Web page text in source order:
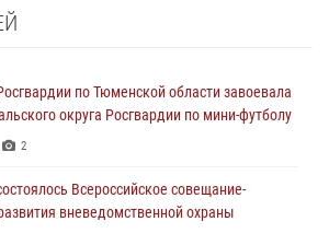
по Тюменской области завоевала
округа Росгвардии по мини-футболу
2
Всероссийское совещание-
вневедомственной охраны